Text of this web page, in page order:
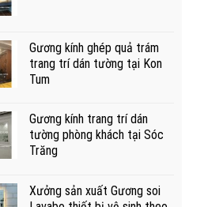
Gương kính ghép quả trám
trang trí dán tường tại Kon
Tum
Gương kính trang trí dán
tường phòng khách tại Sóc
Trăng
Xưởng sản xuất Gương soi